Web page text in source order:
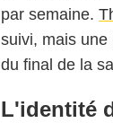
par semaine.
suivi, mais une
du final de la
L'identité